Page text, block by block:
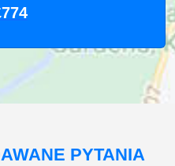
PYTANIA